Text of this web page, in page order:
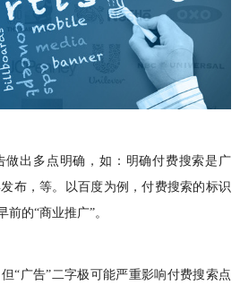
做出多点明确，如：明确付费搜索是广
布，等。以百度为例，付费搜索的标识
前的“商业推广”。
“广告”二字极可能严重影响付费搜索点